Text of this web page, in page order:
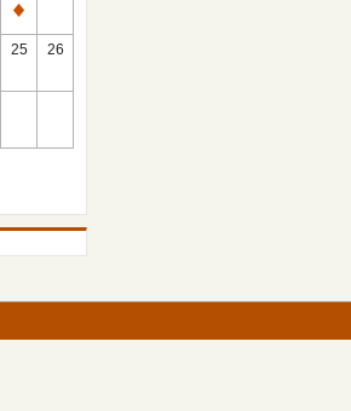
休
館
25 26